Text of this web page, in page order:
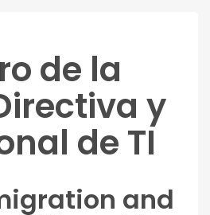
de la
y
de TI
and